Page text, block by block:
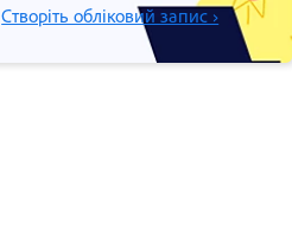
Створіть обліковий запис ›